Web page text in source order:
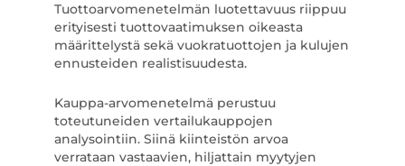
Tuottoarvomenetelmän luotettavuus riippuu
erityisesti tuottovaatimuksen oikeasta
määrittelystä sekä vuokratuottojen ja kulujen
ennusteiden realistisuudesta.
Kauppa-arvomenetelmä perustuu
toteutuneiden vertailukauppojen
analysointiin. Siinä kiinteistön arvoa
verrataan vastaavien, hiljattain myytyjen